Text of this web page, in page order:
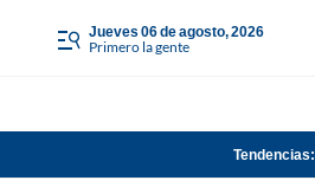
jueves 06 de agosto, 2026
Primero la gente
Tendencias: